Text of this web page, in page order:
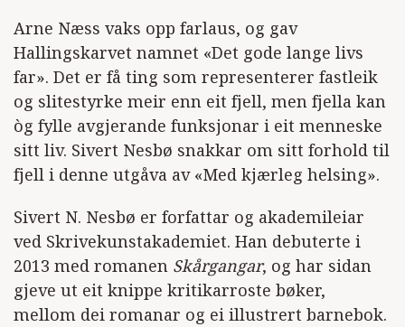
Arne Næss vaks opp farlaus, og gav
Hallingskarvet namnet «Det gode lange livs
far». Det er få ting som representerer fastleik
og slitestyrke meir enn eit fjell, men fjella kan
òg fylle avgjerande funksjonar i eit menneske
sitt liv. Sivert Nesbø snakkar om sitt forhold til
fjell i denne utgåva av «Med kjærleg helsing».
Sivert N. Nesbø er forfattar og akademileiar
ved Skrivekunstakademiet. Han debuterte i
2013 med romanen Skårgangar, og har sidan
gjeve ut eit knippe kritikarroste bøker,
mellom dei romanar og ei illustrert barnebok.